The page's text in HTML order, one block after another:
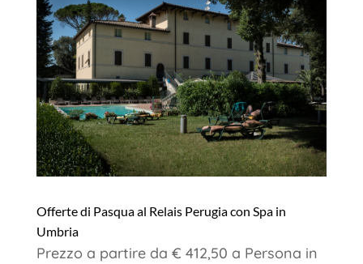
Offerte di Pasqua al Relais Perugia con Spa in
Umbria
Prezzo a partire da € 412,50 a Persona in